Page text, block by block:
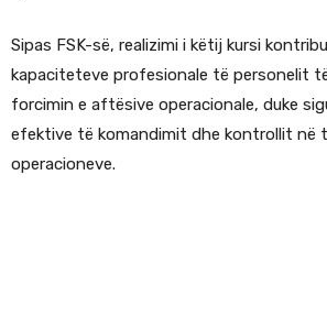
Sipas FSK-së, realizimi i këtij kursi
kapaciteteve profesionale të personelit
forcimin e aftësive operacionale, duke
efektive të komandimit dhe kontrollit në
operacioneve.